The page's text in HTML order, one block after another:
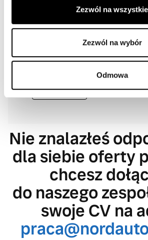
Zezwól na wszystkie
Zezwól na wybór
Odmowa
Blacharz
APLIKUJ
Nie znalazłeś
dla siebie oferty
chcesz
do naszego
swoje CV na